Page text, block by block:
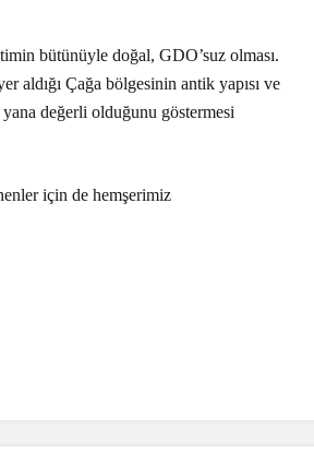
bütünüyle doğal, GDO’suz olması.
aldığı Çağa bölgesinin antik yapısı ve
değerli olduğunu göstermesi
için de hemşerimiz